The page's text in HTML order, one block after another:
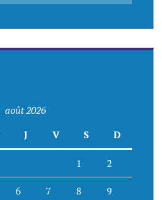
août 2026
J V S D
1 2
6 7 8 9